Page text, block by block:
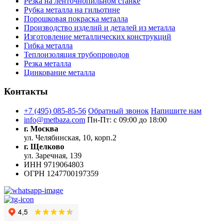
Рубка металла на гильотине
Порошковая покраска металла
Производство изделий и деталей из металла
Изготовление металлических конструкций
Гибка металла
Теплоизоляция трубопроводов
Резка металла
Цинкование металла
Контакты
+7 (495) 085-85-56 Обратный звонок Напишите нам
info@metbaza.com Пн-Пт: с 09:00 до 18:00
г. Москва
ул. Челябинская, 10, корп.2
г. Щелково
ул. Заречная, 139
ИНН 9719064803
ОГРН 1247700197359